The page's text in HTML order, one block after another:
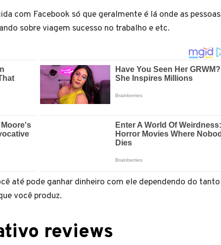
com Facebook só que geralmente é lá onde as pessoas
sobre viagem sucesso no trabalho e etc.
até pode ganhar dinheiro com ele dependendo do tanto
você produz.
reviews